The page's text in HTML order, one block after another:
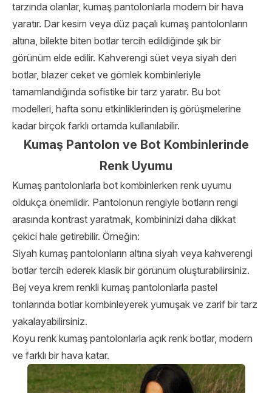
tarzında olanlar, kumaş pantolonlarla modern bir hava
yaratır. Dar kesim veya düz paçalı kumaş pantolonların
altına, bilekte biten botlar tercih edildiğinde şık bir
görünüm elde edilir. Kahverengi süet veya siyah deri
botlar, blazer ceket ve gömlek kombinleriyle
tamamlandığında sofistike bir tarz yaratır. Bu bot
modelleri, hafta sonu etkinliklerinden iş görüşmelerine
kadar birçok farklı ortamda kullanılabilir.
Kumaş Pantolon ve Bot Kombinlerinde
Renk Uyumu
Kumaş pantolonlarla bot kombinlerken renk uyumu
oldukça önemlidir. Pantolonun rengiyle botların rengi
arasında kontrast yaratmak, kombininizi daha dikkat
çekici hale getirebilir. Örneğin:
Siyah kumaş pantolonların altına siyah veya kahverengi
botlar tercih ederek klasik bir görünüm oluşturabilirsiniz.
Bej veya krem renkli kumaş pantolonlarla pastel
tonlarında botlar kombinleyerek yumuşak ve zarif bir tarz
yakalayabilirsiniz.
Koyu renk kumaş pantolonlarla açık renk botlar, modern
ve farklı bir hava katar.